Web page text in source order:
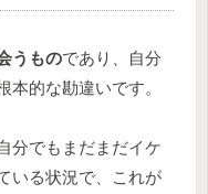
うものであり、自分
的な勘違いです。
分でもまだまだイケ
いる状況で、これが